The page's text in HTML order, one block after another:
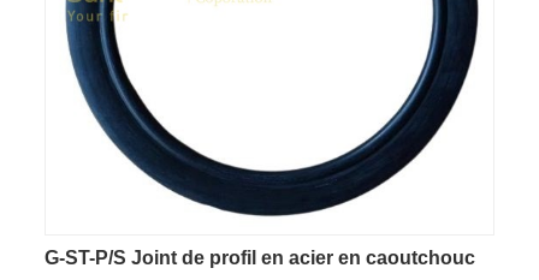
G-ST-P/S Joint de profil en acier en caoutchouc